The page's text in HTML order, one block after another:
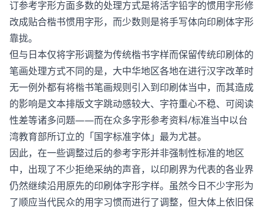
订参考字形方面多数的处理方式是将活字铅字的惯用字形修
改成贴合楷书惯用字形，而少数则是将手写体向印刷体字形
靠拢。
但与日本仅将字形调整为传统楷书字样而保留传统印刷体的
笔画处理方式不同的是，大中华地区各地在进行汉字改革时
无一例外都有将楷书笔画规则引入到印刷体当中，而其造成
的影响是文本排版文字跳动感较大、字符重心不稳、可阅读
性差等诸多问题——而在众多字形参考资料/标准当中以台
湾教育部所订立的「国字标准字体」最为尤甚。
因此，在一些调整过后的参考字形并非强制性标准的地区
中，出现了不少拒绝采纳的声音，以印刷界为代表的各业界
仍然继续沿用原先的印刷体字形字样。虽然今日不少字形为
了顺应当代民众的用字习惯而进行了调整，但大体上依旧保